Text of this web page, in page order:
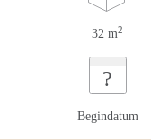
32 m2
?
Begindatum